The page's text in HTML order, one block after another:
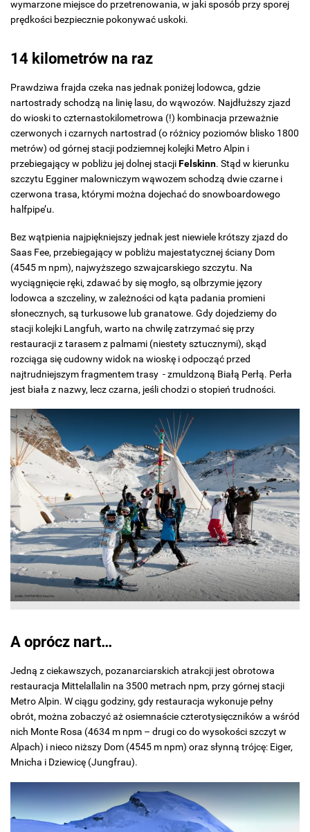
wymarzone miejsce do przetrenowania, w jaki sposób przy sporej
prędkości bezpiecznie pokonywać uskoki.
14 kilometrów na raz
Prawdziwa frajda czeka nas jednak poniżej lodowca, gdzie
nartostrady schodzą na linię lasu, do wąwozów. Najdłuższy zjazd
do wioski to czternastokilometrowa (!) kombinacja przeważnie
czerwonych i czarnych nartostrad (o różnicy poziomów blisko 1800
metrów) od górnej stacji podziemnej kolejki Metro Alpin i
przebiegający w pobliżu jej dolnej stacjiFelskinn. Stąd w kierunku
szczytu Egginer malowniczym wąwozem schodzą dwie czarne i
czerwona trasa, którymi można dojechać do snowboardowego
halfpipe’u.
Bez wątpienia najpiękniejszy jednak jest niewiele krótszy zjazd do
Saas Fee, przebiegający w pobliżu majestatycznej ściany Dom
(4545 m npm), najwyższego szwajcarskiego szczytu. Na
wyciągnięcie ręki, zdawać by się mogło, są olbrzymie jęzory
lodowca a szczeliny, w zależności od kąta padania promieni
słonecznych, są turkusowe lub granatowe. Gdy dojedziemy do
stacji kolejki Langfuh, warto na chwilę zatrzymać się przy
restauracji z tarasem z palmami (niestety sztucznymi), skąd
rozciąga się cudowny widok na wioskę i odpocząć przed
najtrudniejszym fragmentem trasy - zmuldzoną Białą Perłą. Perła
jest biała z nazwy, lecz czarna, jeśli chodzi o stopień trudności.
A oprócz nart…
Jedną z ciekawszych, pozanarciarskich atrakcji jest obrotowa
restauracja Mittelallalin na 3500 metrach npm, przy górnej stacji
Metro Alpin. W ciągu godziny, gdy restauracja wykonuje pełny
obrót, można zobaczyć aż osiemnaście czterotysięczników a wśród
nich Monte Rosa (4634 m npm – drugi co do wysokości szczyt w
Alpach) i nieco niższy Dom (4545 m npm) oraz słynną trójcę: Eiger,
Mnicha i Dziewicę (Jungfrau).